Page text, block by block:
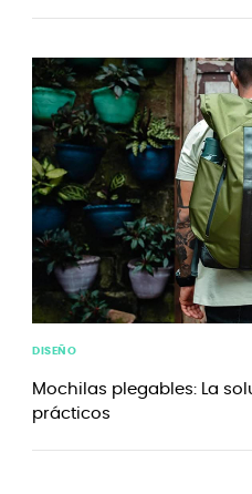
DISEÑO
Mochilas plegables: La
prácticos